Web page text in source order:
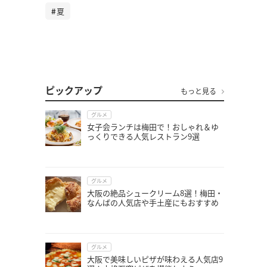
夏
ピックアップ もっと見る
グルメ
女子会ランチは梅田で！おしゃれ＆ゆ
っくりできる人気レストラン9選
グルメ
大阪の絶品シュークリーム8選！梅田・
なんばの人気店や手土産にもおすすめ
グルメ
大阪で美味しいピザが味わえる人気店9